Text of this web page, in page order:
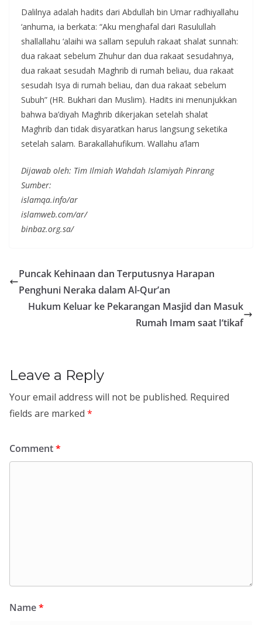
Dalilnya adalah hadits dari Abdullah bin Umar radhiyallahu
‘anhuma, ia berkata: “Aku menghafal dari Rasulullah
shallallahu ‘alaihi wa sallam sepuluh rakaat shalat sunnah:
dua rakaat sebelum Zhuhur dan dua rakaat sesudahnya,
dua rakaat sesudah Maghrib di rumah beliau, dua rakaat
sesudah Isya di rumah beliau, dan dua rakaat sebelum
Subuh” (HR. Bukhari dan Muslim). Hadits ini menunjukkan
bahwa ba’diyah Maghrib dikerjakan setelah shalat
Maghrib dan tidak disyaratkan harus langsung seketika
setelah salam. Barakallahufikum. Wallahu a’lam
Dijawab oleh: Tim Ilmiah Wahdah Islamiyah Pinrang
Sumber:
islamqa.info/ar
islamweb.com/ar/
binbaz.org.sa/
Puncak Kehinaan dan Terputusnya Harapan
Penghuni Neraka dalam Al-Qur’an
Hukum Keluar ke Pekarangan Masjid dan Masuk
Rumah Imam saat I‘tikaf
Leave a Reply
Your email address will not be published. Required
fields are marked *
Comment*
Name*